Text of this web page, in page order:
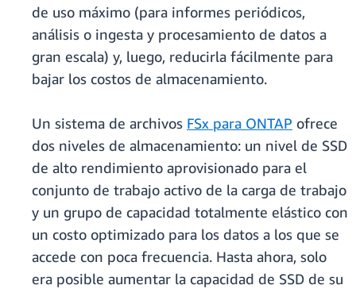
de uso máximo (para informes periódicos,
análisis o ingesta y procesamiento de datos a
gran escala) y, luego, reducirla fácilmente para
bajar los costos de almacenamiento.
Un sistema de archivos FSx para ONTAP ofrece
dos niveles de almacenamiento: un nivel de SSD
de alto rendimiento aprovisionado para el
conjunto de trabajo activo de la carga de trabajo
y un grupo de capacidad totalmente elástico con
un costo optimizado para los datos a los que se
accede con poca frecuencia. Hasta ahora, solo
era posible aumentar la capacidad de SSD de su